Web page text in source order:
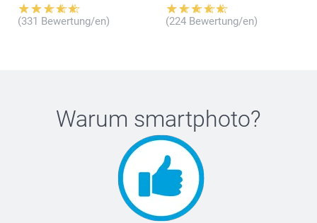
(331 Bewertung/en) (224 Bewertung/en)
Warum smartphoto?